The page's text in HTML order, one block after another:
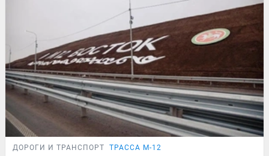
ДОРОГИ И ТРАНСПОРТ ТРАССА М-12